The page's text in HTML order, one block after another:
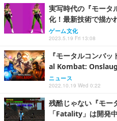
実写時代の『モータ
化！最新技術で描か
ゲーム文化
2023.5.19 Fri 13:08
『モータルコンバ
al Kombat:
ニュース
2022.10.19 Wed 0:22
残酷じゃない『モー
「Fatality」は開発